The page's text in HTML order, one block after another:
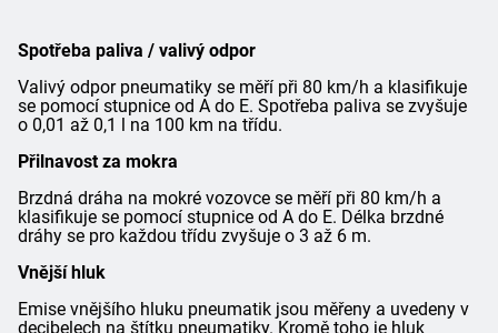
Spotřeba paliva / valivý odpor
Valivý odpor pneumatiky se měří při 80 km/h a klasifikuje
se pomocí stupnice od A do E. Spotřeba paliva se zvyšuje
o 0,01 až 0,1 l na 100 km na třídu.
Přilnavost za mokra
Brzdná dráha na mokré vozovce se měří při 80 km/h a
klasifikuje se pomocí stupnice od A do E. Délka brzdné
dráhy se pro každou třídu zvyšuje o 3 až 6 m.
Vnější hluk
Emise vnějšího hluku pneumatik jsou měřeny a uvedeny v
decibelech na štítku pneumatiky. Kromě toho je hluk